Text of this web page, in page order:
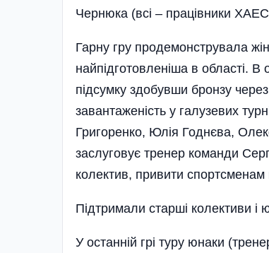
Чернюка (всі – працівники
Гарну гру продемонструвала
найпідготовленіша в області. В
підсумку здобувши бронзу
завантаженість у галузевих
Григоренко, Юлія Годнєва,
заслуговує тренер команди
коле­ктив, привити спортсменам
Підтримали старші колективи і
У останній грі туру юнаки